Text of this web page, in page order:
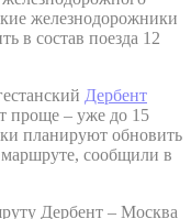
железнодорожники
в состав поезда 12
Дербент
проще – уже до 15
планируют обновить
сообщили в
Дербент – Москва